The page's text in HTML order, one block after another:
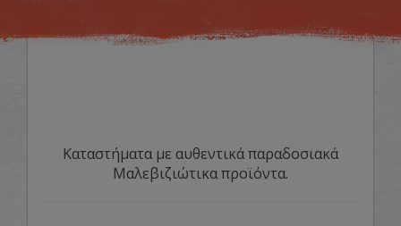
Καταστήματα με αυθεντικά παραδοσιακά
Μαλεβιζιώτικα προϊόντα.